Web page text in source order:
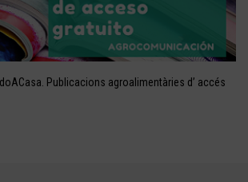
Publicacions agroalimentàries d’ accés